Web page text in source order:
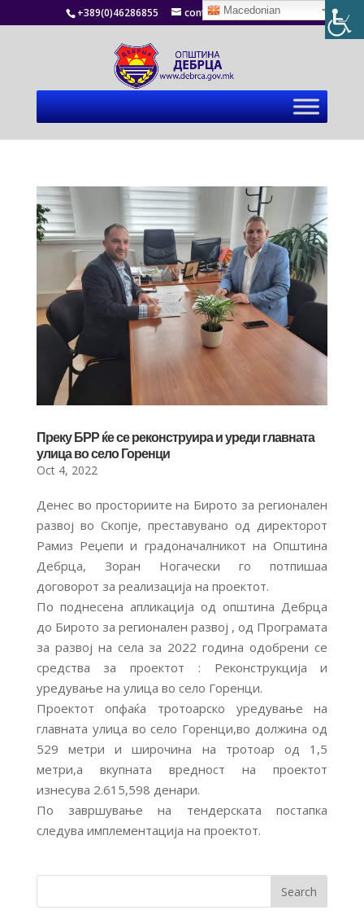
+389(0)46286855 contact@debrca.gov.mk
Преку БРР ќе се реконструира и уреди главната
улица во село Горенци
Oct 4, 2022
Денес во просториите на Бирото за регионален
развој во Скопје, преставувано од директорот
Рамиз Реџепи и градоначалникот на Општина
Дебрца, Зоран Ногачески го потпишаа
договорот за реализација на проектот.
По поднесена апликација од општина Дебрца
до Бирото за регионален развој , од Програмата
за развој на села за 2022 година одобрени се
средства за проектот : Pеконструкција и
уредување на улица во село Горенци.
Проектот опфаќа тротоарско уредување на
главната улица во село Горенци,во должина од
529 метри и широчина на тротоар од 1,5
метри,а вкупната вредност на проектот
изнесува 2.615,598 денари.
По завршување на тендерската постапка
следува имплементација на проектот.
Macedonian